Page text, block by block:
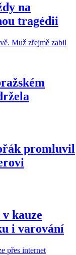
na
tragédii
promluvil
kauze
i varování